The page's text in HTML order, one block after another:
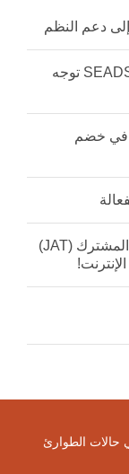
إعادة بناء الزراعة في أوكرانيا: معايير SEADS توجه
في خضم
العنوان: الندوة الإلكترونية لأداة التقييم المشترك (JAT)
حالات الطوارئ